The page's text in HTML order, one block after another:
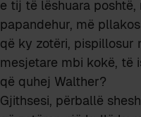
e tij të lëshuara
papandehur, më
që ky zotëri, pispillosur
mesjetare mbi kokë, të
që quhej Walther?
Gjithsesi, përballë